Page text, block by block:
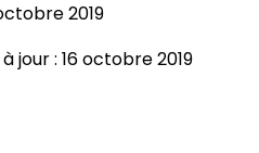
2019
jour : 16 octobre 2019